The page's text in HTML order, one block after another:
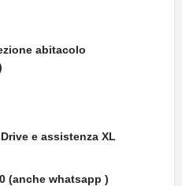
abitacolo
e assistenza XL
(anche whatsapp )